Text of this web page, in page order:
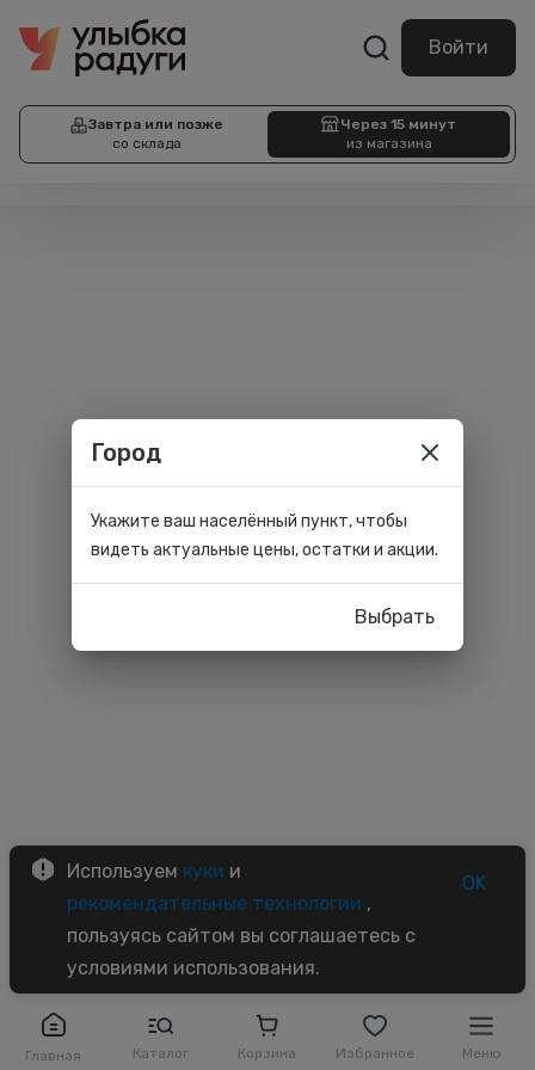
Войти
Завтра или позже
со склада
Через 15 минут
из магазина
Главная Каталог Корзина Избранное Меню
Используем куки и
рекомендательные технологии ,
пользуясь сайтом вы соглашаетесь с
условиями использования.
OK
Город
Укажите ваш населённый пункт, чтобы
видеть актуальные цены, остатки и акции.
Выбрать